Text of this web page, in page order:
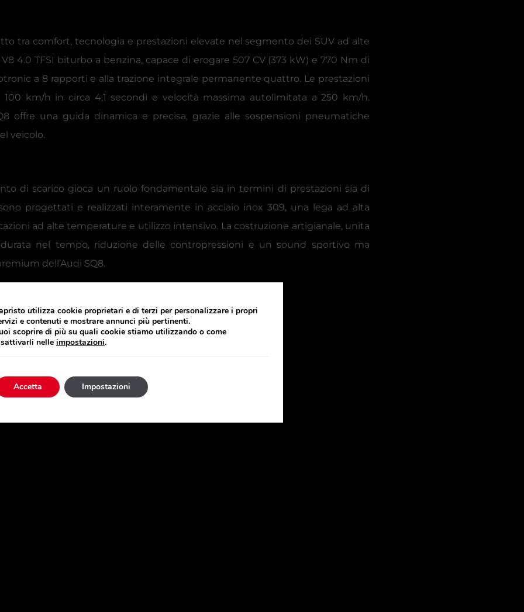
tra comfort, tecnologia e prestazioni elevate nel segmento dei SUV ad alte
4.0 TFSI biturbo a benzina, capace di erogare 507 CV (373 kW) e 770 Nm di
a 8 rapporti e alla trazione integrale permanente quattro. Le prestazioni
km/h in circa 4,1 secondi e velocità massima autolimitata a 250 km/h.
offre una guida dinamica e precisa, grazie alle sospensioni pneumatiche
veicolo.
di scarico gioca un ruolo fondamentale sia in termini di prestazioni sia di
progettati e realizzati interamente in acciaio inox 309, una lega ad alta
ad alte temperature e utilizzo intensivo. La costruzione artigianale, unita
nel tempo, riduzione delle contropressioni e un sound sportivo ma
dell’Audi SQ8.
utilizza cookie proprietari e di terzi per personalizzare i propri
e contenuti e mostrare annunci più pertinenti.
scoprire di più su quali cookie stiamo utilizzando o come
nelle impostazioni.
Accetta Impostazioni